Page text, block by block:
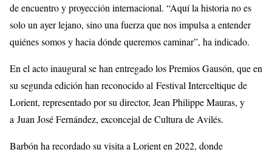
de encuentro y proyección internacional. “Aquí la historia no es
solo un ayer lejano, sino una fuerza que nos impulsa a entender
quiénes somos y hacia dónde queremos caminar”, ha indicado.
En el acto inaugural se han entregado los Premios Gausón, que en
su segunda edición han reconocido al Festival Interceltique de
Lorient, representado por su director, Jean Philippe Mauras, y
a Juan José Fernández, exconcejal de Cultura de Avilés.
Barbón ha recordado su visita a Lorient en 2022, donde